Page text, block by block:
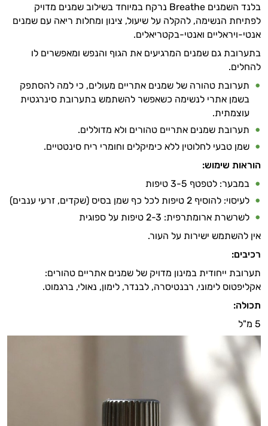
בלנד השמנים Breathe נרקח במיוחד בשילוב שמנים מדויק
לפתיחת הנשימה, להקלה על שיעול, צינון ומחלות ריאה עם שמנים
אנטי-ויראליים ואנטי-בקטריאלים.
בתערובת גם שמנים המרגיעים את הגוף והנפש ומאפשרים לו
להחלים.
תערובת טהורה של שמנים אתריים מעולים, כי למה להסתפק
בשמן אתרי לנשימה כשאפשר להשתמש בתערובת סינרגטית
עוצמתית.
תערובת שמנים אתריים טהורים ולא מדוללים.
שמן טבעי לחלוטין ללא כימיקלים וחומרי ריח סינטטיים.
הוראות שימוש:
במבער: לטפטף 3-5 טיפות
לעיסוי: להוסיף 2 טיפות לכל כף שמן בסיס (שקדים, זרעי ענבים)
לשרשרת ארומתרפית: 2-3 טיפות על ספוגית
אין להשתמש ישירות על העור.
רכיבים:
תערובת ייחודית במינון מדויק של שמנים אתריים טהורים:
אקליפטוס לימוני, רבנטיסרה, לבנדר, לימון, נאולי, ברגמוט.
תכולה:
5 מ"ל